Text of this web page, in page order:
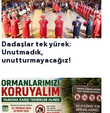
Dadaşlar tek yürek:
Unutmadık,
unutturmayacağız!